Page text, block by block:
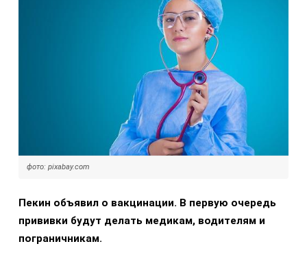
фото: pixabay.com
Пекин объявил о вакцинации. В первую очередь
прививки будут делать медикам, водителям и
пограничникам.